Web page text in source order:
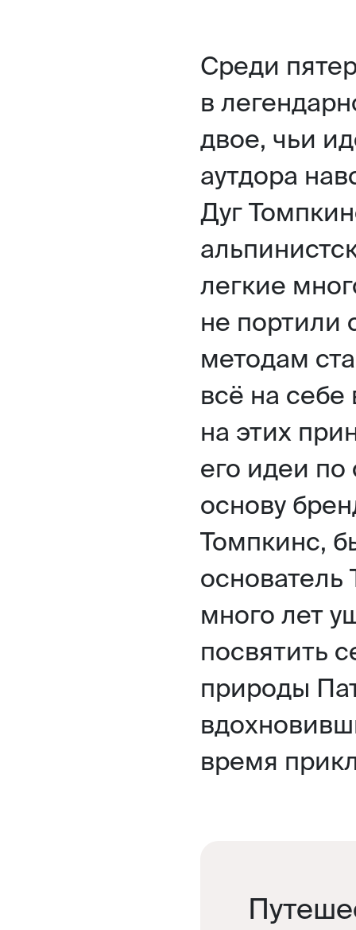
Среди
в
двое, чьи
аутдора
Дуг
легкие
не портили
методам
всё на себе
на этих
его идеи
основу
Томпкинс,
основатель
много лет
посвятить
природы
время